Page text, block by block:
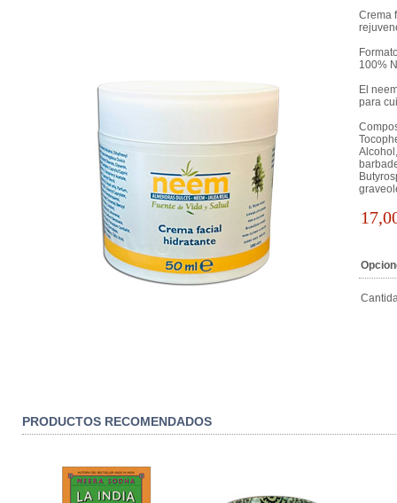
Crema
100%
El
para
PRODUCTOS RECOMENDADOS